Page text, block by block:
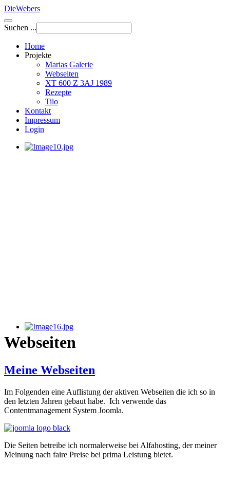
DieWebers
Suchen ...
Home
Projekte
Marias Galerie
Webseiten
XT 600 Z 3AJ 1989
Rezepte
Tilo
Kontakt
Impressum
Login
Webseiten
Meine Webseiten
Im Folgenden eine Auflistung der aktiven Webseiten die ich so in
den letzten Jahren gebaut habe. Ich verwende das
Contentmanagement System Joomla.
Die Seiten betreibe ich normalerweise bei Alfahosting, der meiner
Meinung nach faire Preise bei prima Leistung bietet.